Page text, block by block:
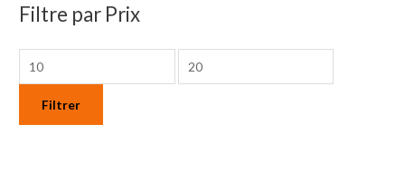
Filtre par Prix
Filtrer